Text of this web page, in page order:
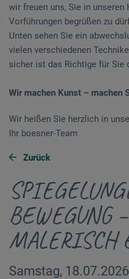
wir freuen uns, Sie in unseren
Vorführungen begrüßen zu
Unten sehen Sie ein
vielen verschiedenen
sicher ist das Richtige für Sie
Wir machen Kunst – machen
Wir heißen Sie herzlich in
Ihr boesner-Team
Zurück
BEWEGUNG
MALERISCH
Samstag,